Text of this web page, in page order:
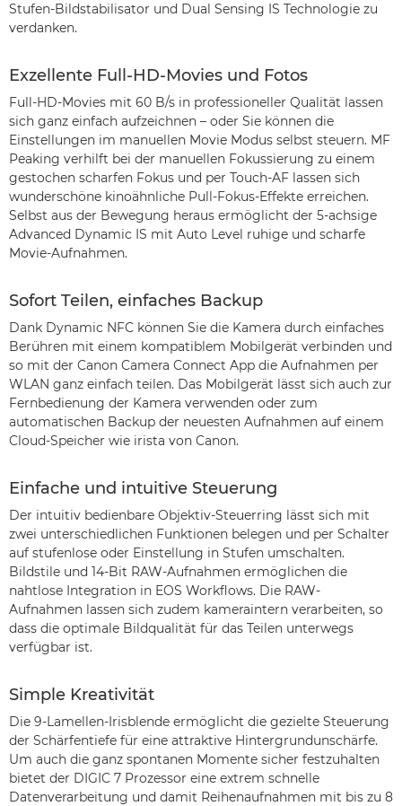
Stufen-Bildstabilisator und Dual Sensing IS Technologie zu
verdanken.
Exzellente Full-HD-Movies und Fotos
Full-HD-Movies mit 60 B/s in professioneller Qualität lassen
sich ganz einfach aufzeichnen – oder Sie können die
Einstellungen im manuellen Movie Modus selbst steuern. MF
Peaking verhilft bei der manuellen Fokussierung zu einem
gestochen scharfen Fokus und per Touch-AF lassen sich
wunderschöne kinoähnliche Pull-Fokus-Effekte erreichen.
Selbst aus der Bewegung heraus ermöglicht der 5-achsige
Advanced Dynamic IS mit Auto Level ruhige und scharfe
Movie-Aufnahmen.
Sofort Teilen, einfaches Backup
Dank Dynamic NFC können Sie die Kamera durch einfaches
Berühren mit einem kompatiblem Mobilgerät verbinden und
so mit der Canon Camera Connect App die Aufnahmen per
WLAN ganz einfach teilen. Das Mobilgerät lässt sich auch zur
Fernbedienung der Kamera verwenden oder zum
automatischen Backup der neuesten Aufnahmen auf einem
Cloud-Speicher wie irista von Canon.
Einfache und intuitive Steuerung
Der intuitiv bedienbare Objektiv-Steuerring lässt sich mit
zwei unterschiedlichen Funktionen belegen und per Schalter
auf stufenlose oder Einstellung in Stufen umschalten.
Bildstile und 14-Bit RAW-Aufnahmen ermöglichen die
nahtlose Integration in EOS Workflows. Die RAW-
Aufnahmen lassen sich zudem kameraintern verarbeiten, so
dass die optimale Bildqualität für das Teilen unterwegs
verfügbar ist.
Simple Kreativität
Die 9-Lamellen-Irisblende ermöglicht die gezielte Steuerung
der Schärfentiefe für eine attraktive Hintergrundunschärfe.
Um auch die ganz spontanen Momente sicher festzuhalten
bietet der DIGIC 7 Prozessor eine extrem schnelle
Datenverarbeitung und damit Reihenaufnahmen mit bis zu 8